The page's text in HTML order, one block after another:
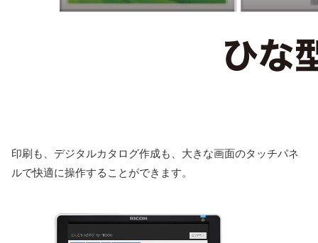
印刷も、デジタルカタログ作成も、大きな画面のタッチパネ
ルで快適に操作することができます。